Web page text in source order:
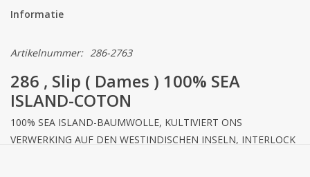
Huis en nacht kledij (
Informatie
Artikelnummer: 286-2763
286 , Slip ( Dames ) 100% SEA
ISLAND-COTON
100% SEA ISLAND-BAUMWOLLE, KULTIVIERT ONS
VERWERKING AUF DEN WESTINDISCHEN INSELN, INTERLOCK